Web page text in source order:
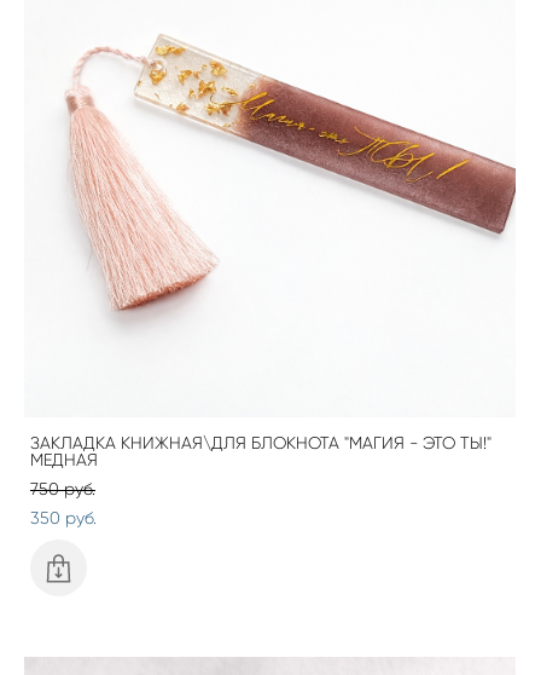
ЗАКЛАДКА КНИЖНАЯ\ДЛЯ БЛОКНОТА "МАГИЯ - ЭТО ТЫ!"
МЕДНАЯ
750 pуб.
350 pуб.